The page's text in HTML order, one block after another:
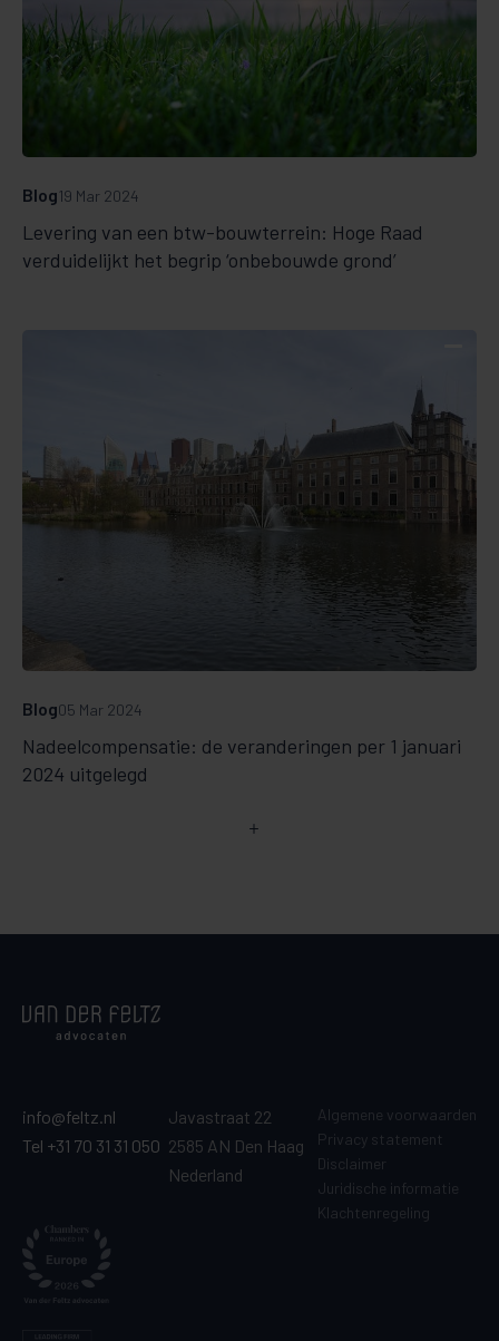
Levering van een btw-bouwterrein: Hoge Raad
verduidelijkt het begrip ‘onbebouwde grond’
Blog19 Mar 2024
Nadeelcompensatie: de veranderingen per 1 januari
2024 uitgelegd
Blog05 Mar 2024
info@feltz.nl
Tel +31 70 31 31 050
Javastraat 22
2585 AN Den Haag
Nederland
Algemene voorwaarden
Privacy statement
Disclaimer
Juridische informatie
Klachtenregeling